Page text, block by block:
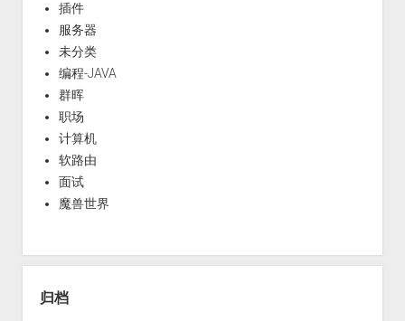
插件
服务器
未分类
编程-JAVA
群晖
职场
计算机
软路由
面试
魔兽世界
归档